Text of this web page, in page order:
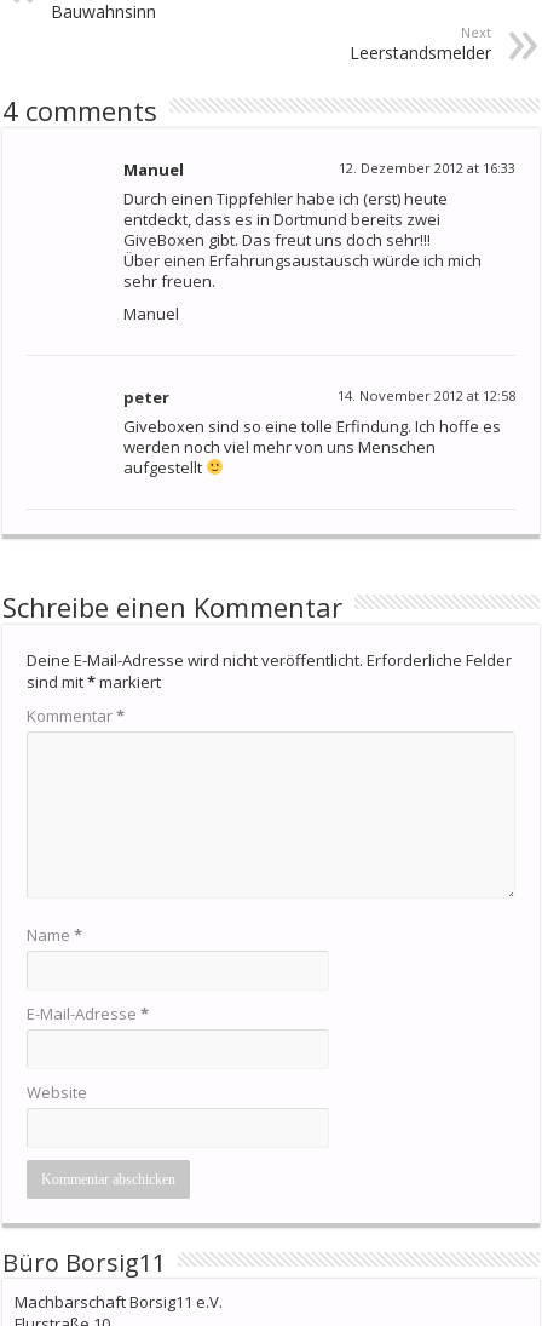
Bauwahnsinn
Next
Leerstandsmelder
4 comments
Manuel 12. Dezember 2012 at 16:33
Durch einen Tippfehler habe ich (erst) heute
entdeckt, dass es in Dortmund bereits zwei
GiveBoxen gibt. Das freut uns doch sehr!!!
Über einen Erfahrungsaustausch würde ich mich
sehr freuen.
Manuel
peter 14. November 2012 at 12:58
Giveboxen sind so eine tolle Erfindung. Ich hoffe es
werden noch viel mehr von uns Menschen
aufgestellt
Schreibe einen Kommentar
Deine E-Mail-Adresse wird nicht veröffentlicht. Erforderliche Felder
sind mit*markiert
Kommentar*
Name*
E-Mail-Adresse*
Website
Büro Borsig11
Machbarschaft Borsig11 e.V.